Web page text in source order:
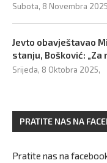
Subota, 8 Novembra
Jevto obavještavao
stanju, Bošković:
Srijeda, 8 Oktobra 2025,
PRATITE NAS NA
Pratite nas na